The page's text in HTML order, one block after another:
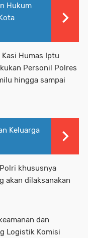
Hukum
Kasi Humas Iptu
Personil Polres
hingga sampai
Keluarga
khususnya
akan dilaksanakan
dan
Logistik Komisi